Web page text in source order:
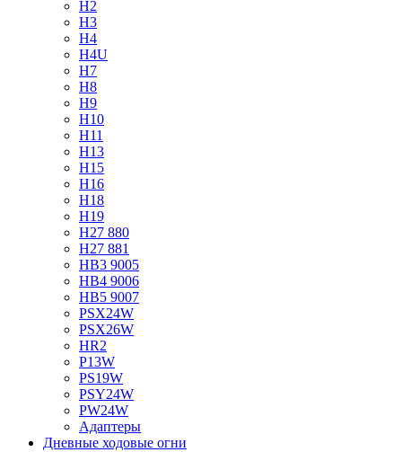
H2
H3
H4
H4U
H7
H8
H9
H10
H11
H13
H15
H16
H18
H19
H27 880
H27 881
HB3 9005
HB4 9006
HB5 9007
PSX24W
PSX26W
HR2
P13W
PS19W
PSY24W
PW24W
Адаптеры
Дневные ходовые огни